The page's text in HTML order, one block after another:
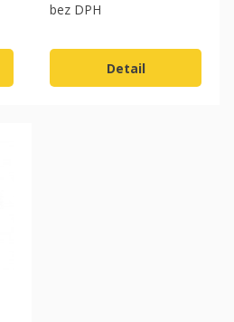
bez DPH
Detail